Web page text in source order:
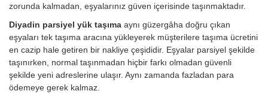
zorunda kalmadan, eşyalarınız güven içerisinde taşınmaktadır.
Diyadin parsiyel yük taşıma aynı güzergâha doğru çıkan
eşyaları tek taşıma aracına yükleyerek müşterilere taşıma ücretini
en cazip hale getiren bir nakliye çeşididir. Eşyalar parsiyel şekilde
taşınırken, normal taşınmadan hiçbir farkı olmadan güvenli
şekilde yeni adreslerine ulaşır. Aynı zamanda fazladan para
ödemeye gerek kalmaz.